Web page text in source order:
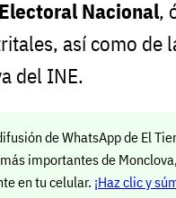
Nacional,
así como de
del INE.
de WhatsApp de El
importantes de
en tu celular. ¡Haz clic y